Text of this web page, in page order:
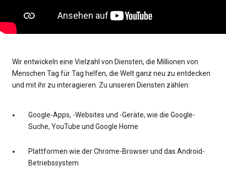
Wir entwickeln eine Vielzahl von Diensten, die Millionen von
Menschen Tag für Tag helfen, die Welt ganz neu zu entdecken
und mit ihr zu interagieren. Zu unseren Diensten zählen:
Google-Apps, -Websites und -Geräte, wie die Google-
Suche, YouTube und Google Home
Plattformen wie der Chrome-Browser und das Android-
Betriebssystem